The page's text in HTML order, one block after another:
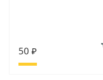
50 ₽